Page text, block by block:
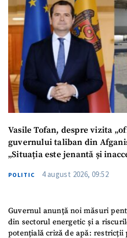
Vasile Tofan, despre vizita
guvernului taliban din
„Situația este jenantă și
POLITIC 4 august 2026, 09:52
Guvernul anunță noi măsuri
din sectorul energetic și a
potențială criză de apă: